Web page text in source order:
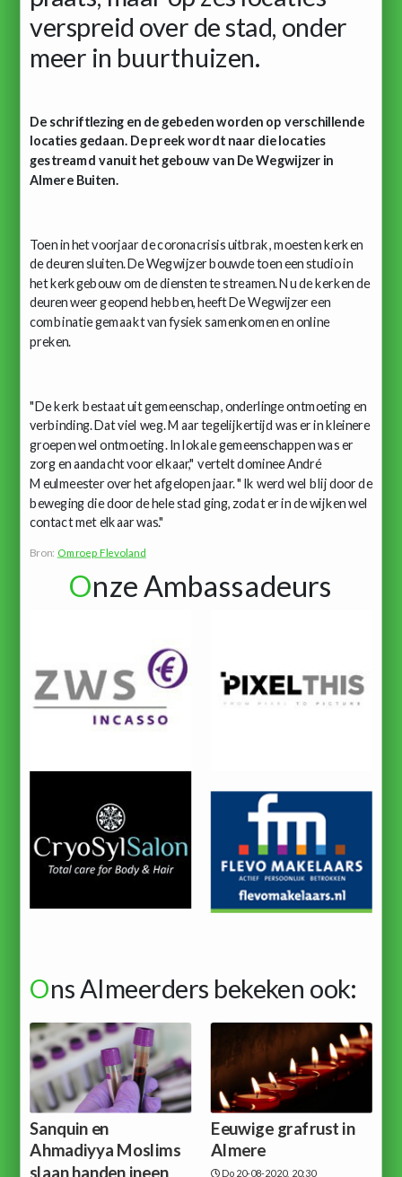
verspreid over de stad, onder
meer in buurthuizen.
De schriftlezing en de gebeden worden op verschillende
locaties gedaan. De preek wordt naar die locaties
gestreamd vanuit het gebouw van De Wegwijzer in
Almere Buiten.
Toen in het voorjaar de coronacrisis uitbrak, moesten kerken
de deuren sluiten. De Wegwijzer bouwde toen een studio in
het kerkgebouw om de diensten te streamen. Nu de kerken de
deuren weer geopend hebben, heeft De Wegwijzer een
combinatie gemaakt van fysiek samenkomen en online
preken.
"De kerk bestaat uit gemeenschap, onderlinge ontmoeting en
verbinding. Dat viel weg. Maar tegelijkertijd was er in kleinere
groepen wel ontmoeting. In lokale gemeenschappen was er
zorg en aandacht voor elkaar," vertelt dominee André
Meulmeester over het afgelopen jaar. "Ik werd wel blij door de
beweging die door de hele stad ging, zodat er in de wijken wel
contact met elkaar was."
Bron: Omroep Flevoland
Onze Ambassadeurs
Ons Almeerders bekeken ook:
Sanquin en
Ahmadiyya Moslims
slaan handen ineen
Eeuwige grafrust in
Almere
Do 20-08-2020, 20:30